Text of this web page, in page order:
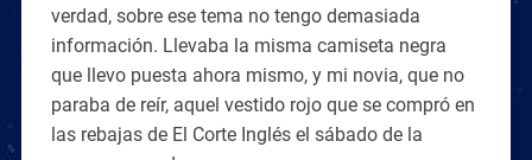
verdad, sobre ese tema no tengo demasiada
información. Llevaba la misma camiseta negra
que llevo puesta ahora mismo, y mi novia, que no
paraba de reír, aquel vestido rojo que se compró en
las rebajas de El Corte Inglés el sábado de la